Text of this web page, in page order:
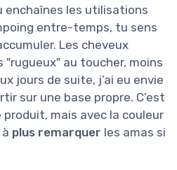
enchaînes les utilisations
entre-temps, tu sens
Les cheveux
"rugueux" au toucher, moins
jours de suite, j’ai eu envie
sur une base propre. C’est
mais avec la couleur
plus remarquer les amas si